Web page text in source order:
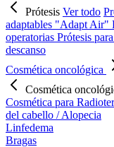
Prótesis Ver todo
adaptables "Adapt Air"
operatorias Prótesis
descanso
Cosmética oncológica
Cosmética
Cosmética para
del cabello / Alopecia
Linfedema
Bragas